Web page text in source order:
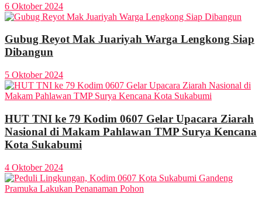
6 Oktober 2024
Gubug Reyot Mak Juariyah Warga Lengkong Siap
Dibangun
5 Oktober 2024
HUT TNI ke 79 Kodim 0607 Gelar Upacara Ziarah
Nasional di Makam Pahlawan TMP Surya Kencana
Kota Sukabumi
4 Oktober 2024